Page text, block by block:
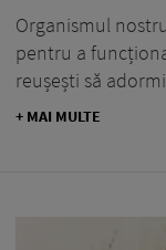
Organismul
pentru a
reușești să
+ MAI MULTE